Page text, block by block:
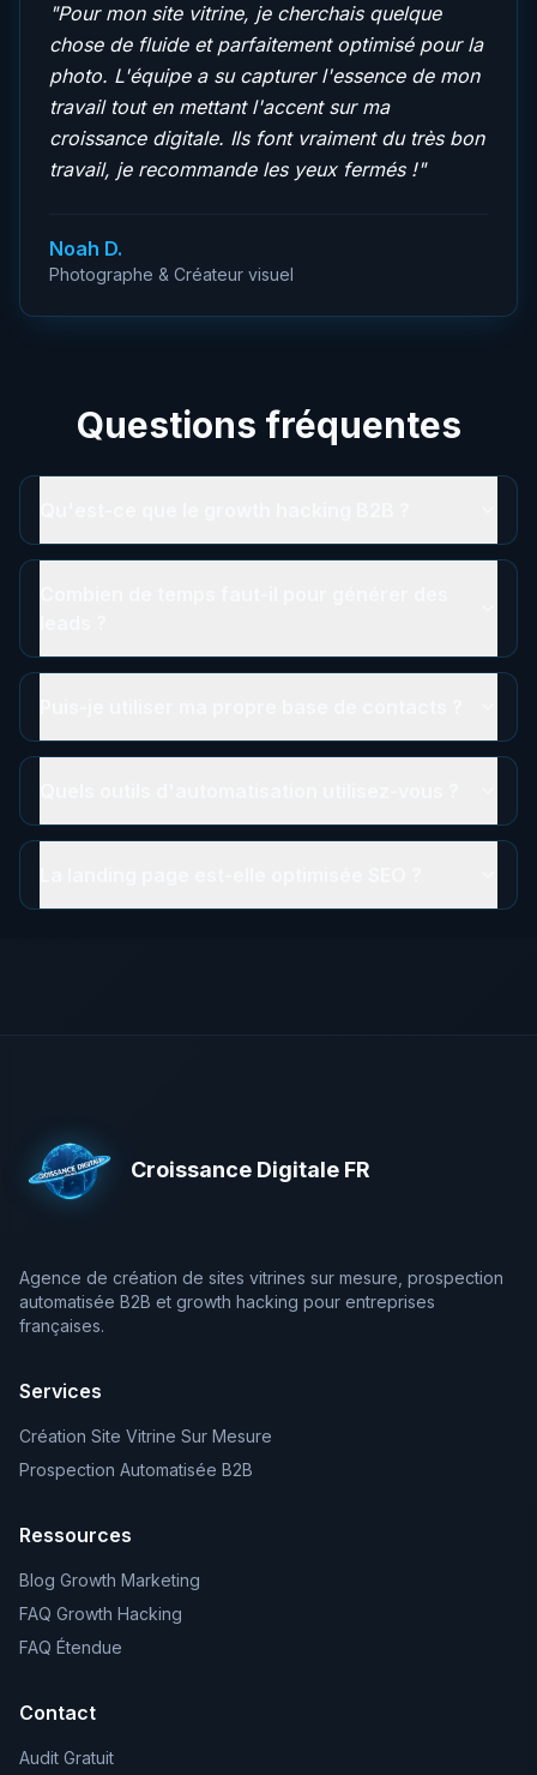
"Pour mon site vitrine, je cherchais quelque
chose de fluide et parfaitement optimisé pour la
photo. L'équipe a su capturer l'essence de mon
travail tout en mettant l'accent sur ma
croissance digitale. Ils font vraiment du très bon
travail, je recommande les yeux fermés !"
Noah D.
Photographe & Créateur visuel
Questions fréquentes
Croissance Digitale FR
Agence de création de sites vitrines sur mesure, prospection
automatisée B2B et growth hacking pour entreprises
françaises.
Services
Création Site Vitrine Sur Mesure
Prospection Automatisée B2B
Ressources
Blog Growth Marketing
FAQ Growth Hacking
FAQ Étendue
Contact
Audit Gratuit